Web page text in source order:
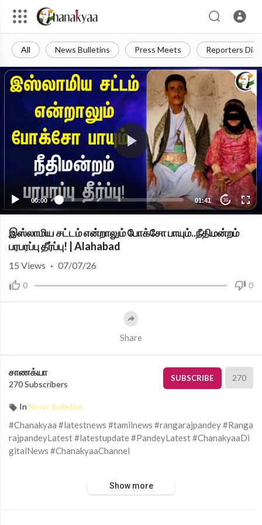
All News Bulletins Press Meets Reporters
00:00 01:41 10
இஸ்லாமிய சட்டம் என்றாலும் போக்சோ பாயும்..நீதிமன்றம்
பரபரப்பு தீர்ப்பு! | Alahabad
0 0
15 Views · 07/07/26
Share
சாணக்யா
270 Subscribers
SUBSCRIBE 270
In News Bulletins
#Chanakyaa #latestnews #tamilnews #rangarajpandey #Ranga
rajpandeyLatest #latestupdate #PandeyLatest #ChanakyaaDi
gitalNews #ChanakyaaChannel
Show more